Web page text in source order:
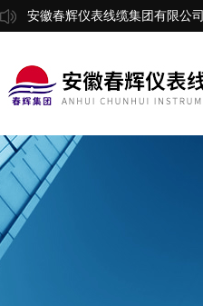
安徽春辉仪表线缆集团有限公司